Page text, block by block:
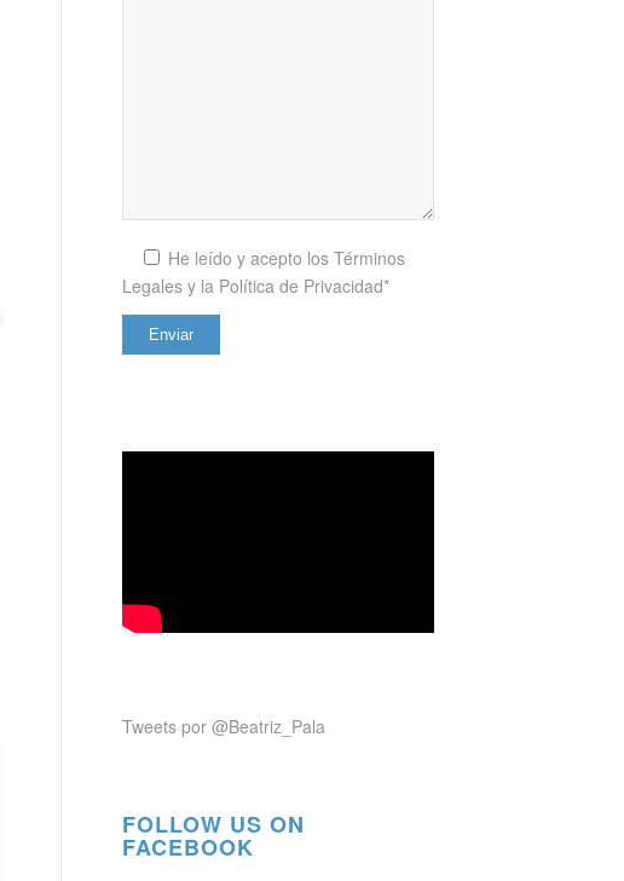
He leído y acepto los Términos
Legales y la Política de Privacidad*
Tweets por @Beatriz_Pala
FOLLOW US ON
FACEBOOK